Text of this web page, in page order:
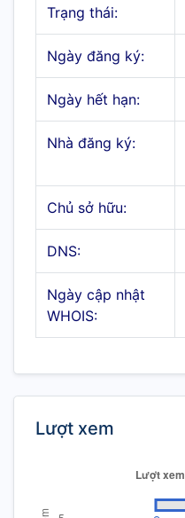
Trạng thái:
Ngày đăng ký:
Ngày hết hạn:
Nhà đăng ký:
Chủ sở hữu:
DNS:
Ngày cập nhật
WHOIS:
Lượt xem